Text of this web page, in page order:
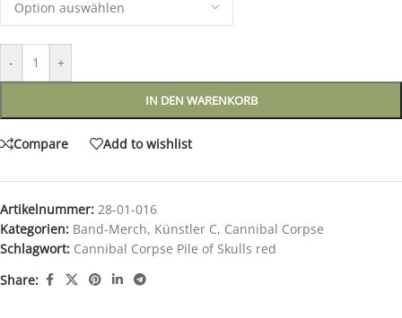
- +
IN DEN WARENKORB
Compare Add to wishlist
Artikelnummer: 28-01-016
Kategorien: Band-Merch, Künstler C, Cannibal Corpse
Schlagwort: Cannibal Corpse Pile of Skulls red
Share: